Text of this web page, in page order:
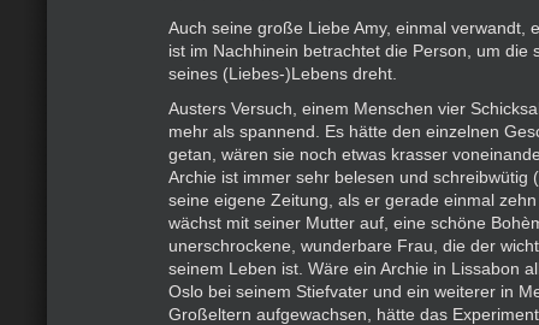
Auch seine große Liebe Amy, einmal verwandt,
ist im Nachhinein betrachtet die Person, um die
seines (Liebes-)Lebens dreht.
Austers Versuch, einem Menschen vier
mehr als spannend. Es hätte den einzelnen
getan, wären sie noch etwas krasser
Archie ist immer sehr belesen und schreibwütig
seine eigene Zeitung, als er gerade einmal
wächst mit seiner Mutter auf, eine schöne
unerschrockene, wunderbare Frau, die der
seinem Leben ist. Wäre ein Archie in Lissabon
Oslo bei seinem Stiefvater und ein weiterer in
Großeltern aufgewachsen, hätte das